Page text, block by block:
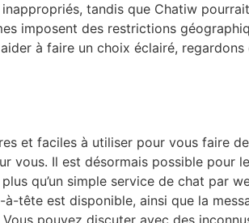
tandis que Chatiw
imposent des restrictions
à faire un choix éclairé,
et faciles à utiliser pour vous faire
vous. Il est désormais possible
qu’un simple service de chat par
tête est disponible, ainsi que la
pouvez discuter avec des